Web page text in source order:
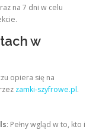
na 7 dni w celu
.
w
opiera się na
zamki-szyfrowe.pl.
: Pełny wgląd w to, kto i